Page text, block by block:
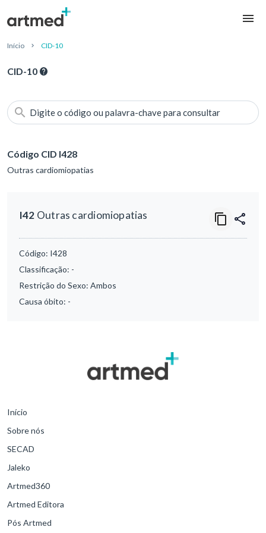
Início CID-10
CID-10
Digite o código ou palavra-chave para consultar
Código CID I428
Outras cardiomiopatias
I42 Outras cardiomiopatias
Código: I428
Classificação: -
Restrição do Sexo: Ambos
Causa óbito: -
Início
Sobre nós
SECAD
Jaleko
Artmed360
Artmed Editora
Pós Artmed